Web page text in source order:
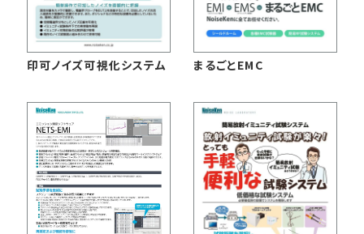
印可ノイズ可視化システム まるごとEMC